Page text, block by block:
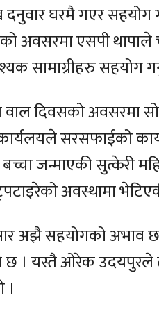
घरमै गएर सहयोग
अवसरमा एसपी थापाले
सामाग्रीहरु सहयोग
वाल दिवसको
सरसफाईको
जन्माएकी सुत्केरी
अवस्थामा
अझै सहयोगको अभाव
। यस्तै ओरेक उदयपुरले